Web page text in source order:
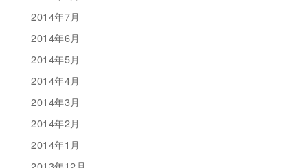
2014年7月
2014年6月
2014年5月
2014年4月
2014年3月
2014年2月
2014年1月